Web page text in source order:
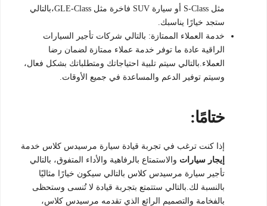
مثل S-Class أو سيارة SUV فاخرة مثل GLE-Class،بالتالي
ستجد خيارًا يناسبك.
خدمة العملاء الممتازة: بالتالي شركات تأجير السيارات
الراقية عادة ما توفر خدمة عملاء ممتازة لضمان رضا
العملاء.بالتالي سيتم تلبية احتياجاتك ومتطلباتك بشكل فعال،
وسيتم توفير الدعم والمساعدة في جميع الأوقات.
ختامًا:
إذا كنت ترغب في تجربة قيادة سيارة مرسيدس كلاس خدمة
إيجار سيارات والاستمتاع بالرفاهية والأداء المتفوق، بالتالي
تأجير سيارة مرسيدس كلاس بالتالي سيكون خيارًا مثاليًا
بالنسبة لك.بالتالي ستتمتع بتجربة قيادة لا تُنسى وستحظى
بالفخامة والتصميم الرائع الذي تقدمه مرسيدس كلاس،